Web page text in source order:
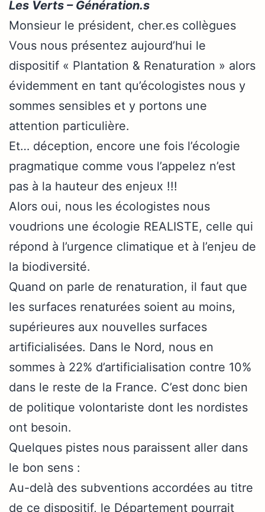
Les Verts – Génération.s
Monsieur le président, cher.es collègues
Vous nous présentez aujourd’hui le
dispositif « Plantation & Renaturation » alors
évidemment en tant qu’écologistes nous y
sommes sensibles et y portons une
attention particulière.
Et… déception, encore une fois l’écologie
pragmatique comme vous l’appelez n’est
pas à la hauteur des enjeux !!!
Alors oui, nous les écologistes nous
voudrions une écologie REALISTE, celle qui
répond à l’urgence climatique et à l’enjeu de
la biodiversité.
Quand on parle de renaturation, il faut que
les surfaces renaturées soient au moins,
supérieures aux nouvelles surfaces
artificialisées. Dans le Nord, nous en
sommes à 22% d’artificialisation contre 10%
dans le reste de la France. C’est donc bien
de politique volontariste dont les nordistes
ont besoin.
Quelques pistes nous paraissent aller dans
le bon sens :
Au-delà des subventions accordées au titre
de ce dispositif, le Département pourrait